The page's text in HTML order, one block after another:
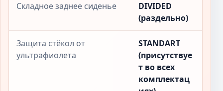
Складное заднее сиденье
DIVIDED
(раздельно)
Защита стёкол от
ультрафиолета
STANDART
(присутствуе
т во всех
комплектац